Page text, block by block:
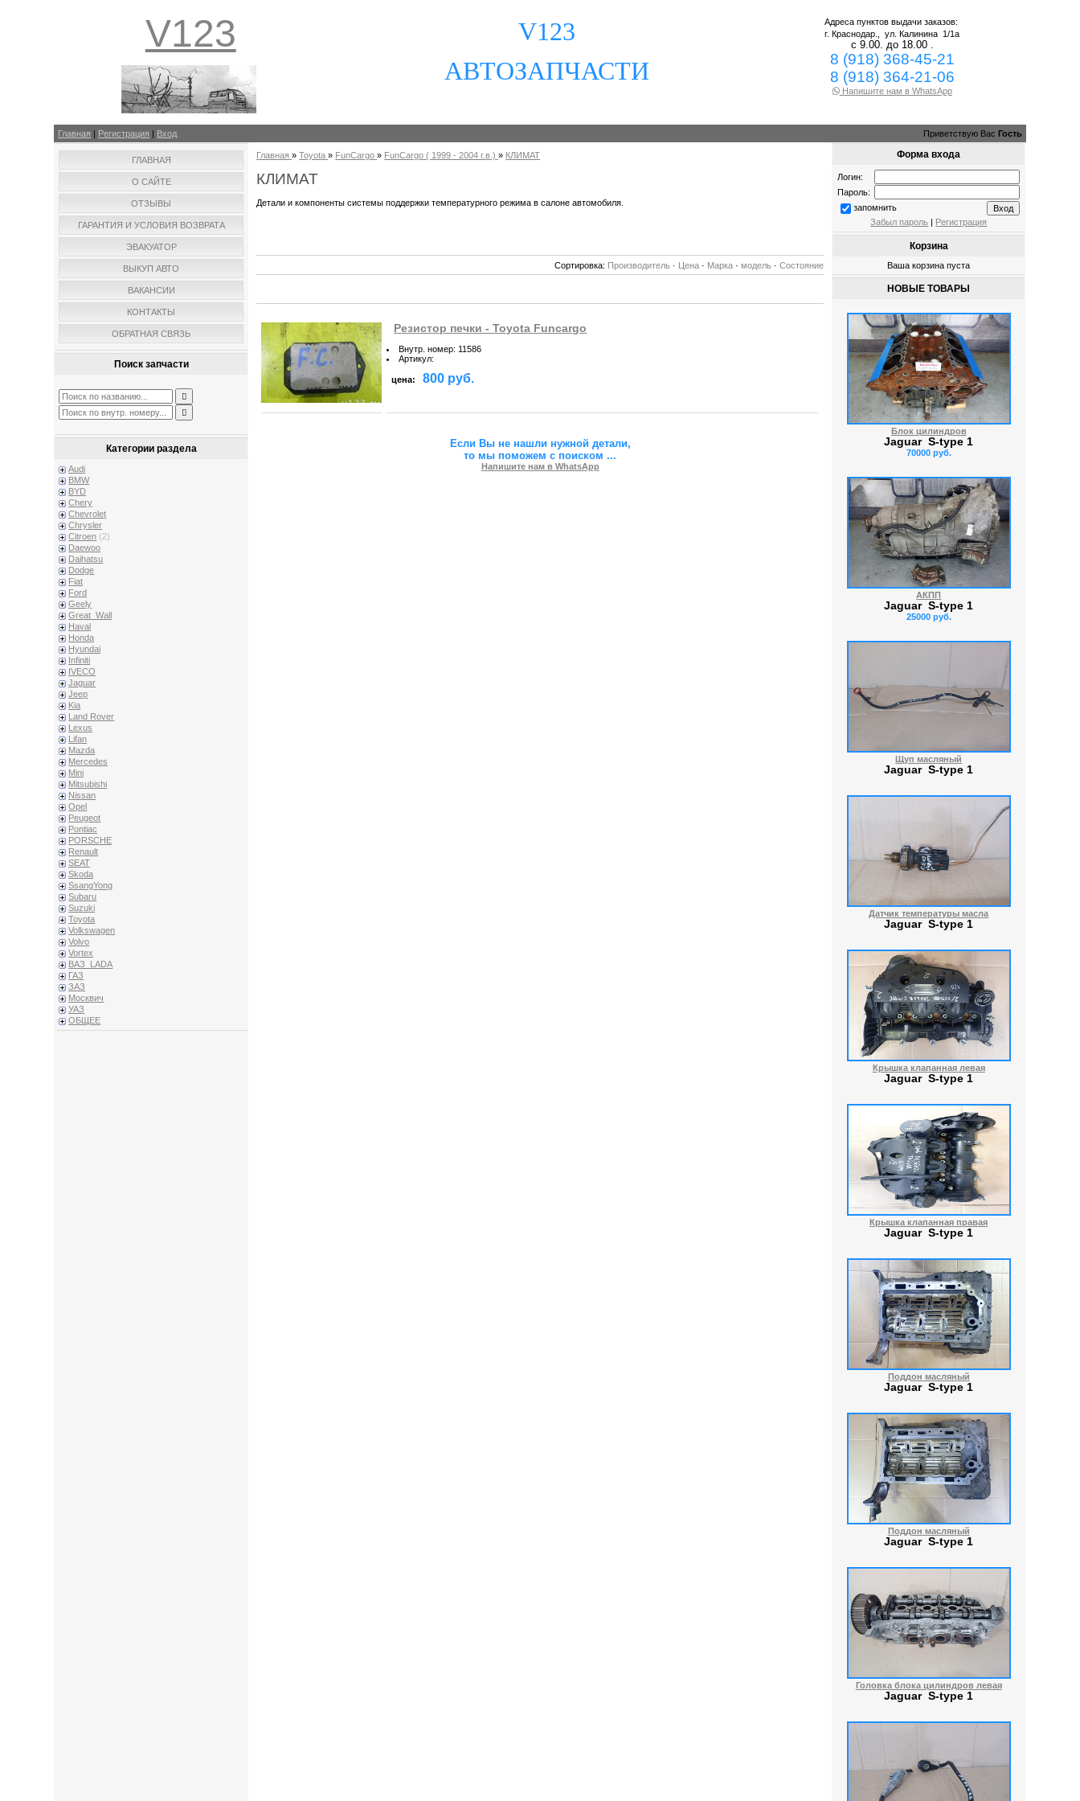
V123
V123
АВТОЗАПЧАСТИ
Адреса пунктов выдачи заказов:
г. Краснодар.,ул. Калинина 1/1а
с 9.00. до 18.00 .
8 (918) 368-45-21
8 (918) 364-21-06
Напишите нам в WhatsApp
Главная | Регистрация | Вход Приветствую Вас Гость
ГЛАВНАЯ
О САЙТЕ
ОТЗЫВЫ
ГАРАНТИЯ И УСЛОВИЯ ВОЗВРАТА
ЭВАКУАТОР
ВЫКУП АВТО
ВАКАНСИИ
КОНТАКТЫ
ОБРАТНАЯ СВЯЗЬ
Поиск запчасти
Категории раздела
Audi
BMW
BYD
Chery
Chevrolet
Chrysler
Citroen (2)
Daewoo
Daihatsu
Dodge
Fiat
Ford
Geely
Great_Wall
Haval
Honda
Hyundai
Infiniti
IVECO
Jaguar
Jeep
Kia
Land Rover
Lexus
Lifan
Mazda
Mercedes
Mini
Mitsubishi
Nissan
Opel
Peugeot
Pontiac
PORSCHE
Renault
SEAT
Skoda
SsangYong
Subaru
Suzuki
Toyota
Volkswagen
Volvo
Vortex
ВАЗ_LADA
ГАЗ
ЗАЗ
Москвич
УАЗ
ОБЩЕЕ
Главная »Toyota » FunCargo » FunCargo ( 1999 - 2004 г.в.) » КЛИМАТ
КЛИМАТ
Детали и компоненты системы поддержки температурного режима в салоне автомобиля.
Сортировка: Производитель · Цена · Марка ·модель ·Состояние
Резистор печки - Toyota Funcargo
Внутр. номер: 11586
Артикул:
цена: 800 руб.
Если Вы не нашли нужной детали,
то мы поможем с поиском...
Напишите нам в WhatsApp
Форма входа
Логин:
Пароль:
запомнить
Забыл пароль | Регистрация
Корзина
Ваша корзина пуста
НОВЫЕ ТОВАРЫ
Блок цилиндров
Jaguar S-type 1
70000 руб.
АКПП
Jaguar S-type 1
25000 руб.
Щуп масляный
Jaguar S-type 1
Датчик температуры масла
Jaguar S-type 1
Крышка клапанная левая
Jaguar S-type 1
Крышка клапанная правая
Jaguar S-type 1
Поддон масляный
Jaguar S-type 1
Поддон масляный
Jaguar S-type 1
Головка блока цилиндров левая
Jaguar S-type 1